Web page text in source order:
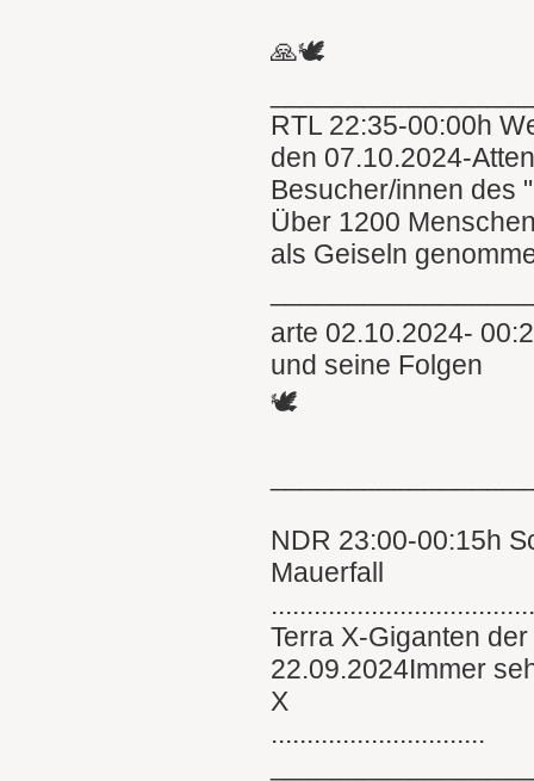
🙏🕊
RTL 22:35-00:00h
den 07.10.2024-
Besucher/innen des
Über 1200
als Geiseln
arte 02.10.2024-
und seine Folgen
🕊
NDR 23:00-00:15h
Mauerfall
Terra X-Giganten
22.09.2024Immer
X
..............................